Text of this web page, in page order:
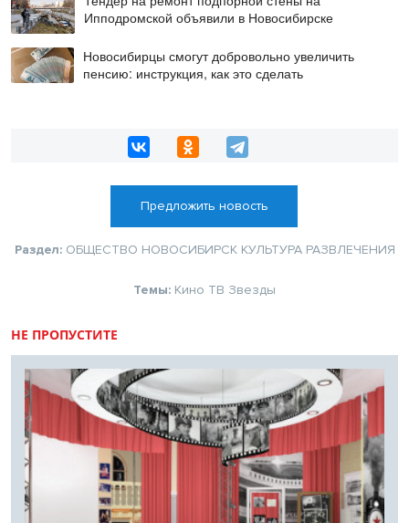
Ипподромской объявили в Новосибирске
Новосибирцы смогут добровольно увеличить
пенсию: инструкция, как это сделать
Предложить новость
Раздел: ОБЩЕСТВО НОВОСИБИРСК КУЛЬТУРА РАЗВЛЕЧЕНИЯ
Темы: Кино ТВ Звезды
НЕ ПРОПУСТИТЕ